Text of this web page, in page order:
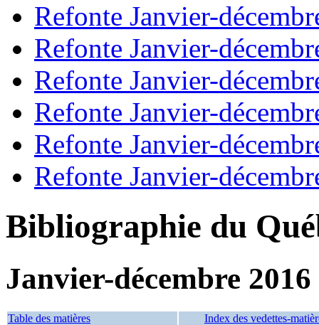
Refonte Janvier-
Refonte Janvier-
Refonte Janvier-
Refonte Janvier-
Refonte Janvier-
Refonte Janvier-
Bibliographie du
Janvier-décembre 2016
Table des matières Index des vedettes-